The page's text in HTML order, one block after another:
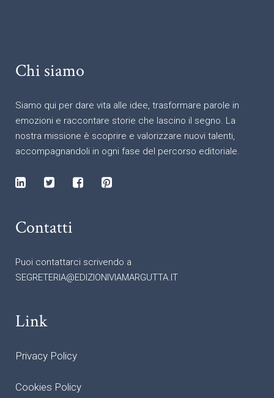
Chi siamo
Siamo qui per dare vita alle idee, trasformare parole in
emozioni e raccontare storie che lascino il segno. La
nostra missione è scoprire e valorizzare nuovi talenti,
accompagnandoli in ogni fase del percorso editoriale.
Contatti
Puoi contattarci scrivendo a
SEGRETERIA@EDIZIONIVIAMARGUTTA.IT
Link
Privacy Policy
Cookies Policy